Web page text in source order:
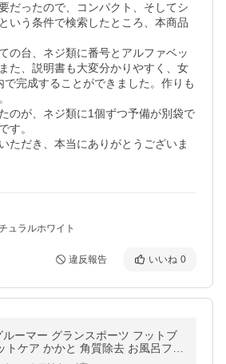
だったので、コンパクト、そしてシ
いう条件で検索したところ、本商品
の台、ネジ類に番号とアルファベッ
た、説明書も大変分かりやすく、女
完成することができました。作りも
のが、ネジ類に1個ずつ予備が別袋で
す。
ただき、本当にありがとうございま
ュラルホワイト
違反報告 いいね 0
ルーマー グランスポーツ フットブ
トケア かかと 角質除去 お風呂フィ
日本製 ※新パッケージ